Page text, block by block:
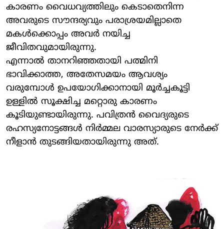
കാരണം വൈധവ്യത്തിലും കെടാതെനിന്ന
അവരുടെ സൗന്ദര്യവും പരാശ്രയമില്ലാതെ
മകള്‍ക്കൊപ്പം അവര്‍ നയിച്ച
ജീവിതവുമായിരുന്നു.
എന്നാല്‍ താനറിഞ്ഞതായി പത്മിനി
ഭാവിക്കാത്ത, അതേസമയം ആവശ്യം
വരുമ്പോള്‍ ഉപയോഗിക്കാനായി മൂര്‍ച്ചകൂട്ടി
ഉള്ളില്‍ സൂക്ഷിച്ച മറ്റൊരു കാരണം
കൂടിയുണ്ടായിരുന്നു. പവിത്രന്‍ വൈദ്യരുടെ
രഹസ്യനോട്ടങ്ങള്‍ നിര്‍മ്മല വാരസ്യാരുടെ നേര്‍ക്ക്
നീളാന്‍ തുടങ്ങിയതായിരുന്നു അത്.